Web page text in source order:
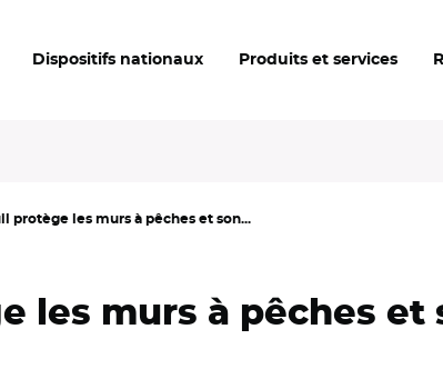
Dispositifs nationaux Produits et services
protège les murs à pêches et son...
les murs à pêches et